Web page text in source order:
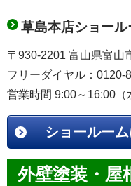
草島本店ショール
〒930-2201 富山県富山
フリーダイヤル：0120-
営業時間 9:00～16:00（
ショールー
外壁塗装・屋